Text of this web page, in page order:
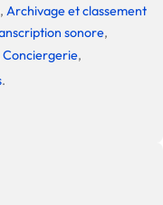
, Archivage et classement
sonore,
Conciergerie,
.